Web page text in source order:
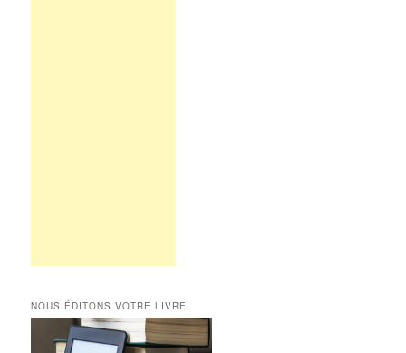
NOUS ÉDITONS VOTRE LIVRE